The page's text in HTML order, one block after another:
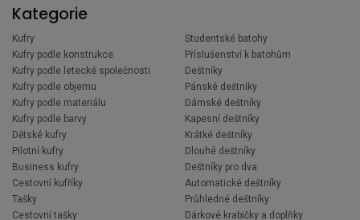
Kategorie
Kufry
Kufry podle konstrukce
Kufry podle letecké společnosti
Kufry podle objemu
Kufry podle materiálu
Kufry podle barvy
Dětské kufry
Pilotní kufry
Business kufry
Cestovní kufříky
Tašky
Cestovní tašky
Studentské batohy
Příslušenství k batohům
Deštníky
Pánské deštníky
Dámské deštníky
Kapesní deštníky
Krátké deštníky
Dlouhé deštníky
Deštníky pro dva
Automatické deštníky
Průhledné deštníky
Dárkové krabičky a doplňky